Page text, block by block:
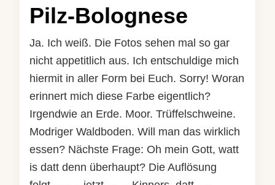
Pilz-Bolognese
Ja. Ich weiß. Die Fotos sehen mal so gar
nicht appetitlich aus. Ich entschuldige mich
hiermit in aller Form bei Euch. Sorry! Woran
erinnert mich diese Farbe eigentlich?
Irgendwie an Erde. Moor. Trüffelschweine.
Modriger Waldboden. Will man das wirklich
essen? Nächste Frage: Oh mein Gott, watt
is datt denn überhaupt? Die Auflösung